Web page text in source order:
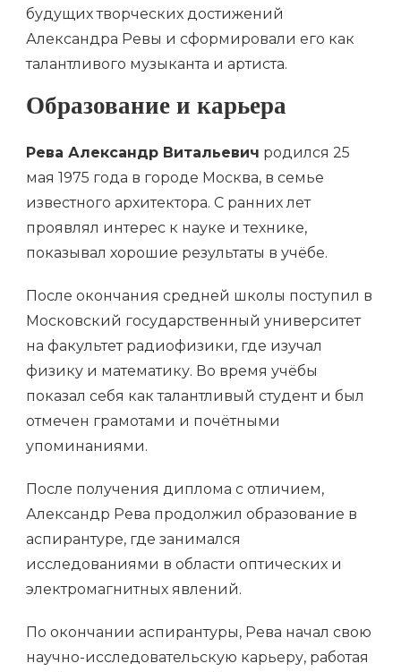
будущих творческих достижений
Александра Ревы и сформировали его как
талантливого музыканта и артиста.
Образование и карьера
Рева Александр Витальевич родился 25
мая 1975 года в городе Москва, в семье
известного архитектора. С ранних лет
проявлял интерес к науке и технике,
показывал хорошие результаты в учёбе.
После окончания средней школы поступил в
Московский государственный университет
на факультет радиофизики, где изучал
физику и математику. Во время учёбы
показал себя как талантливый студент и был
отмечен грамотами и почётными
упоминаниями.
После получения диплома с отличием,
Александр Рева продолжил образование в
аспирантуре, где занимался
исследованиями в области оптических и
электромагнитных явлений.
По окончании аспирантуры, Рева начал свою
научно-исследовательскую карьеру, работая